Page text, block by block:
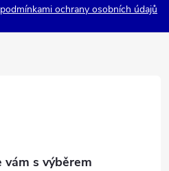
podmínkami ochrany osobních údajů